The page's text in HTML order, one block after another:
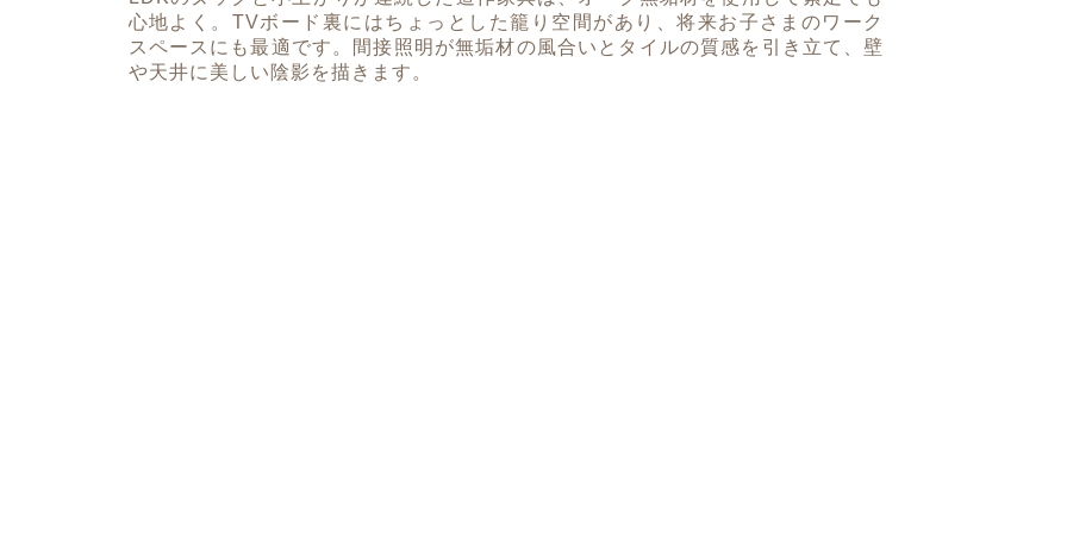
心地よく。TVボード裏にはちょっとした籠り空間があり、将来お子さまのワーク
スペースにも最適です。間接照明が無垢材の風合いとタイルの質感を引き立て、壁
や天井に美しい陰影を描きます。